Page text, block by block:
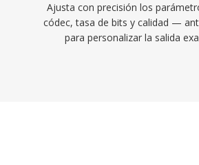
Ajusta con precisión los
códec, tasa de bits y calidad —
para personalizar la salida